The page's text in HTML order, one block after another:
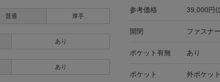
普通 厚手
あり
あり
参考価格 39,000円
開閉 ファスナ
ポケット有無 あり
ポケット 外ポケッ